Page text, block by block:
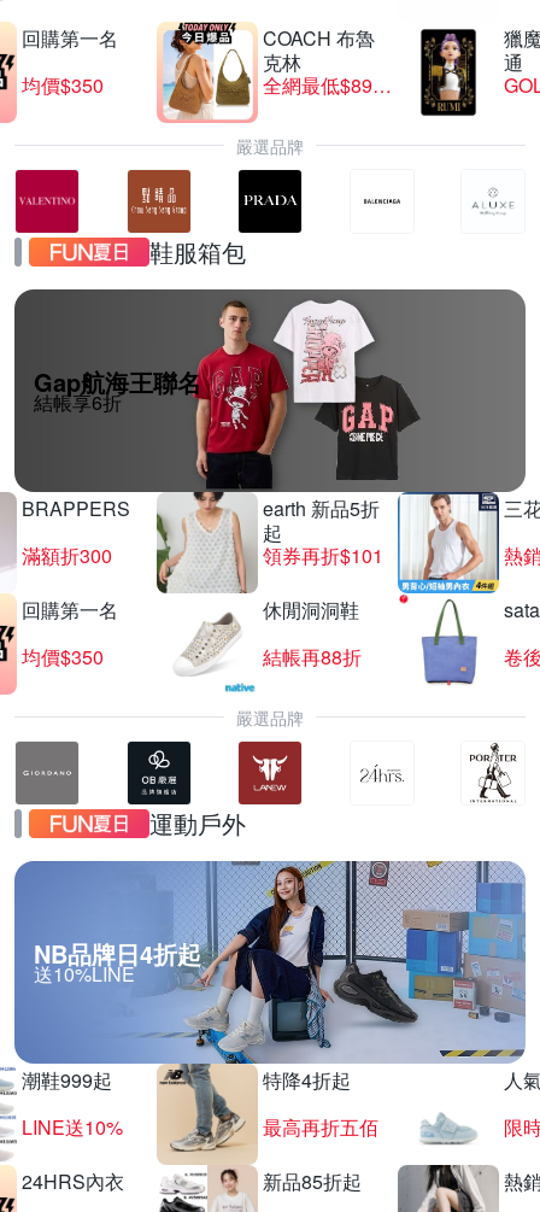
滿1件享85折
回購第一名
均價$350
COACH 布魯
克林
全網最低$8999
獵
通
嚴選品牌
鞋服箱包
Gap航海王聯名
結帳享6折
BRAPPERS
滿額折300
earth 新品5折
起
領券再折$101
三
熱
回購第一名
均價$350
休閒洞洞鞋
結帳再88折
卷
嚴選品牌
運動戶外
NB品牌日4折起
送10%LINE
潮鞋999起
LINE送10%
特降4折起
最高再折五佰
人
限
24HRS內衣
新品85折起
熱